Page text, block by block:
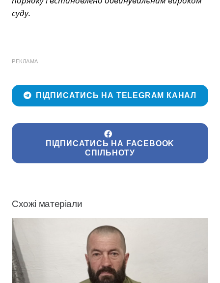
суду.
РЕКЛАМА
ПІДПИСАТИСЬ НА TELEGRAM КАНАЛ
ПІДПИСАТИСЬ НА FACEBOOK
СПІЛЬНОТУ
Схожі матеріали